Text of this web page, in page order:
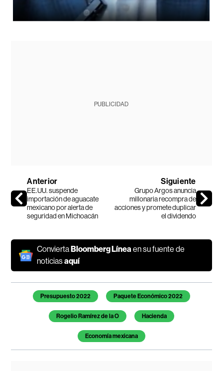
PUBLICIDAD
Anterior
EE.UU. suspende
importación de aguacate
mexicano por alerta de
seguridad en Michoacán
Siguiente
Grupo Argos anuncia
millonaria recompra de
acciones y promete duplicar
el dividendo
Convierta Bloomberg Líneaen su fuente de
noticiasaquí
Temas de este artículo
Presupuesto 2022 Paquete Económico 2022
Rogelio Ramírez de la O Hacienda
Economía mexicana